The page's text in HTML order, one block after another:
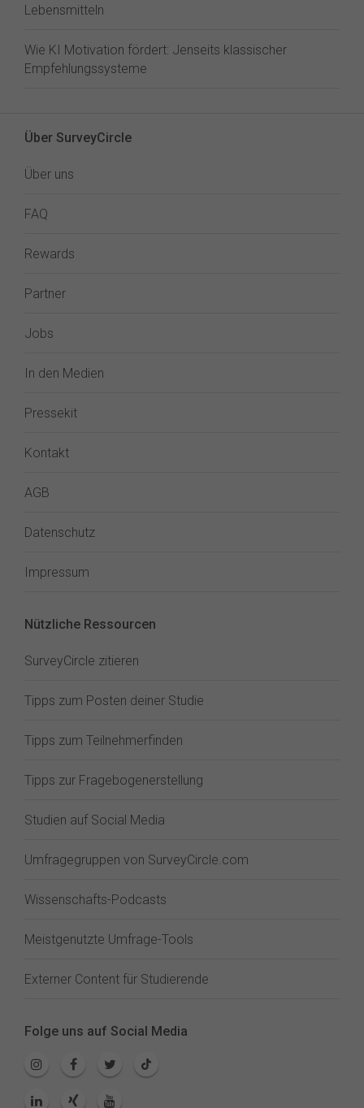
Lebensmitteln
Wie KI Motivation fördert: Jenseits klassischer
Empfehlungssysteme
Über SurveyCircle
Über uns
FAQ
Rewards
Partner
Jobs
In den Medien
Pressekit
Kontakt
AGB
Datenschutz
Impressum
Nützliche Ressourcen
SurveyCircle zitieren
Tipps zum Posten deiner Studie
Tipps zum Teilnehmerfinden
Tipps zur Fragebogenerstellung
Studien auf Social Media
Umfragegruppen von SurveyCircle.com
Wissenschafts-Podcasts
Meistgenutzte Umfrage-Tools
Externer Content für Studierende
Folge uns auf Social Media